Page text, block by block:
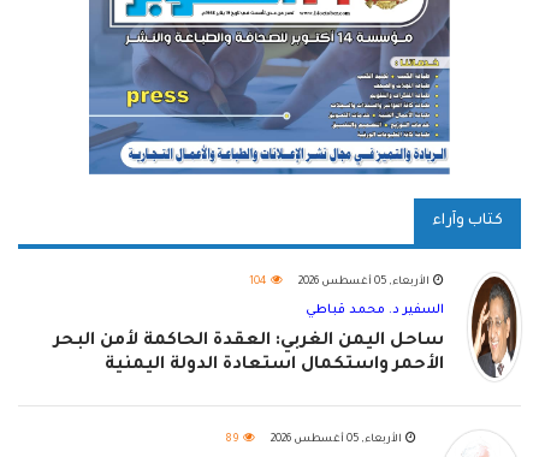
كتاب وآراء
الأربعاء, 05 أغسطس 2026 104
السفير د. محمد قباطي
ساحل اليمن الغربي: العقدة الحاكمة لأمن البحر
الأحمر واستكمال استعادة الدولة اليمنية
الأربعاء, 05 أغسطس 2026 89